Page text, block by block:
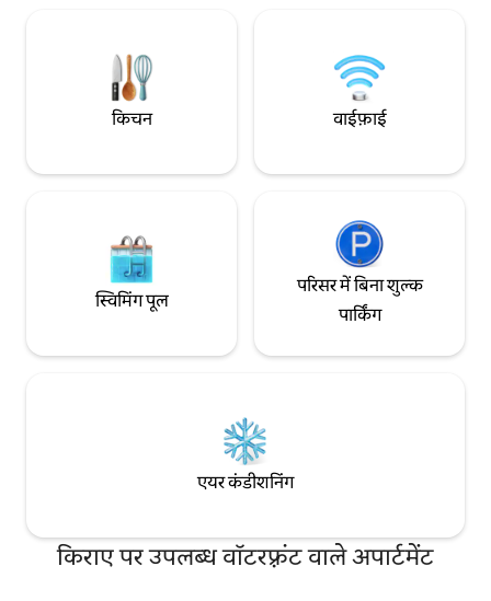
किचन वाईफ़ाई
स्विमिंग पूल
परिसर में बिना शुल्क
पार्किंग
एयर कंडीशनिंग
किराए पर उपलब्ध वॉटरफ़्रंट वाले अपार्टमेंट